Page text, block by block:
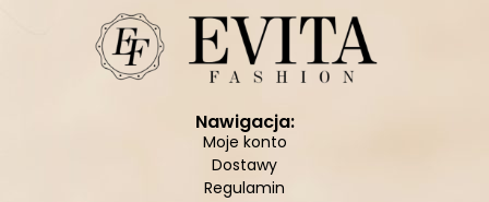
Nawigacja:
Moje konto
Dostawy
Regulamin